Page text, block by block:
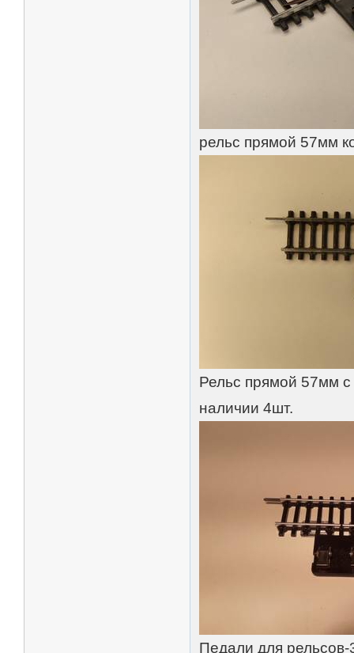
рельс прямой 57мм
Рельс прямой 57мм
наличии 4шт.
Педали для рельсов-